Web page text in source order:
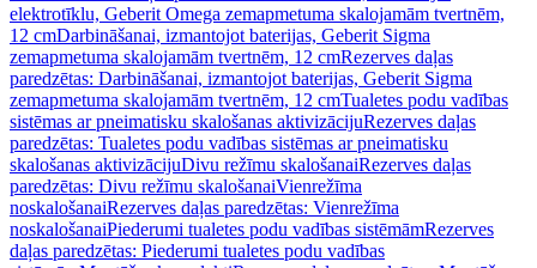
elektrotīklu, Geberit Omega zemapmetuma skalojamām tvertnēm,
12 cmDarbināšanai, izmantojot baterijas, Geberit Sigma
zemapmetuma skalojamām tvertnēm, 12 cmRezerves daļas
paredzētas: Darbināšanai, izmantojot baterijas, Geberit Sigma
zemapmetuma skalojamām tvertnēm, 12 cmTualetes podu vadības
sistēmas ar pneimatisku skalošanas aktivizācijuRezerves daļas
paredzētas: Tualetes podu vadības sistēmas ar pneimatisku
skalošanas aktivizācijuDivu režīmu skalošanaiRezerves daļas
paredzētas: Divu režīmu skalošanaiVienrežīma
noskalošanaiRezerves daļas paredzētas: Vienrežīma
noskalošanaiPiederumi tualetes podu vadības sistēmāmRezerves
daļas paredzētas: Piederumi tualetes podu vadības